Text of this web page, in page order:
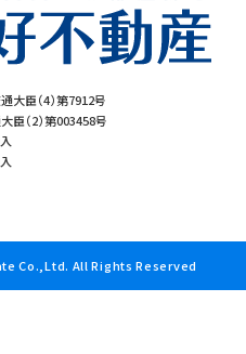
臣（4）第7912号
（2）第003458号
Co.,Ltd. All Rights Reserved